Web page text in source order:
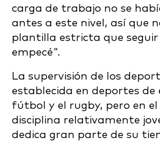
carga de trabajo no se
antes a este nivel, así que
plantilla estricta que seguir
empecé".
La supervisión de los
establecida en deportes de
fútbol y el rugby, pero en
disciplina relativamente
dedica gran parte de su